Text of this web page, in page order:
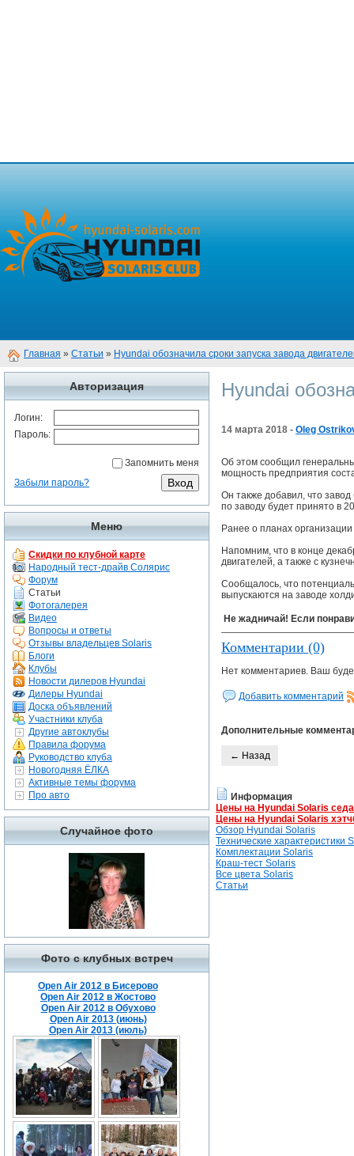
Главная » Статьи » Hyundai обозначила сроки запуска завода
Авторизация
Логин:
Пароль:
Запомнить меня
Забыли пароль?
Меню
Скидки по клубной карте
Народный тест-драйв Солярис
Форум
Статьи
Фотогалерея
Видео
Вопросы и ответы
Отзывы владельцев Solaris
Блоги
Клубы
Новости дилеров Hyundai
Дилеры Hyundai
Доска объявлений
Участники клуба
Другие автоклубы
Правила форума
Руководство клуба
Новогодняя ЁЛКА
Активные темы форума
Про авто
Случайное фото
Фото с клубных встреч
Open Air 2012 в Бисерово
Open Air 2012 в Жостово
Open Air 2012 в Обухово
Open Air 2013 (июнь)
Open Air 2013 (июль)
Hyundai
14 марта 2018 - Oleg
Об этом сообщил
мощность предприятия
Он также добавил, что
по заводу будет принято в
Ранее о планах
Напомним, что в конце
двигателей, а также с
Сообщалось, что
выпускаются на заводе
Не жадничай! Если
Комментарии (0)
Нет комментариев. Ваш
Добавить комментарий
Дополнительные
← Назад
Информация
Цены на Hyundai Solaris
Цены на Hyundai Solaris
Обзор Hyundai Solaris
Технические характеристики
Комплектации Solaris
Краш-тест Solaris
Все цвета Solaris
Статьи